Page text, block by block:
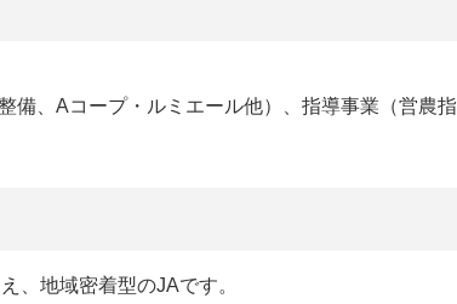
備、Aコープ・ルミエール他）、指導事業（営農指
、地域密着型のJAです。